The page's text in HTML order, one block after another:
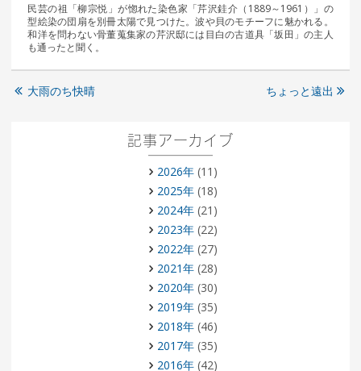
民芸の祖「柳宗悦」が惚れた染色家「芹沢銈介（1889～1961）」の
型絵染の団扇を別冊太陽で見つけた。波や貝のモチーフに魅かれる。
和洋を問わない骨董蒐集家の芹沢邸には目白の古道具「坂田」の主人
も通ったと聞く。
大雨のち快晴 ちょっと遠出
記事アーカイブ
2026年(11)
2025年(18)
2024年(21)
2023年(22)
2022年(27)
2021年(28)
2020年(30)
2019年(35)
2018年(46)
2017年(35)
2016年(42)